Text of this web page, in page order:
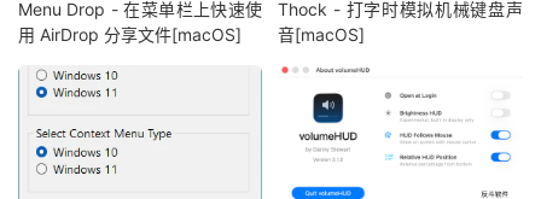
Menu Drop - 在菜单栏上快速使
用 AirDrop 分享文件[macOS]
Thock - 打字时模拟机械键盘声
音[macOS]